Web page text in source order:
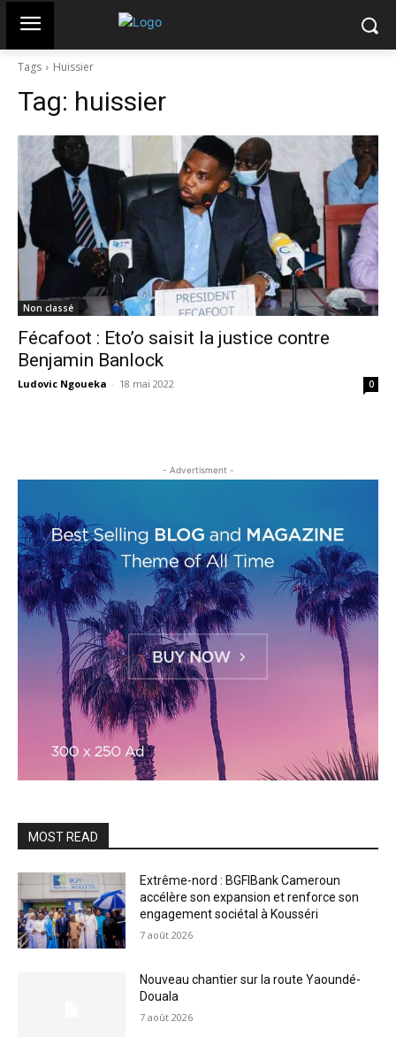
Tags Huissier
Tag: huissier
Non classé
Fécafoot : Eto’o saisit la justice contre
Benjamin Banlock
Ludovic Ngoueka - 18 mai 2022 0
- Advertisment -
MOST READ
Extrême-nord : BGFIBank Cameroun
accélère son expansion et renforce son
engagement sociétal à Kousséri
7 août 2026
Nouveau chantier sur la route Yaoundé-
Douala
7 août 2026